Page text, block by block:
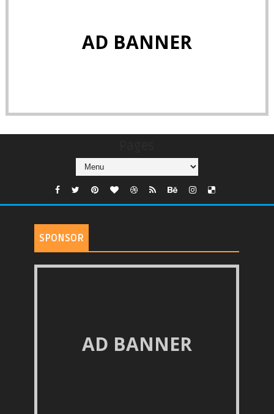
AD BANNER
SPONSOR
AD BANNER